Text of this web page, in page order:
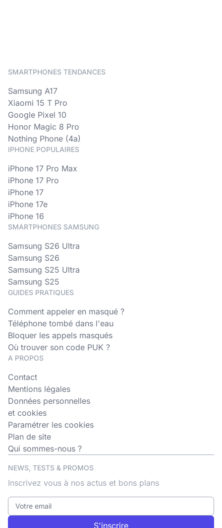
SMARTPHONES TENDANCES
Samsung A17
Xiaomi 15 T Pro
Google Pixel 10
Honor Magic 8 Pro
Nothing Phone (4a)
IPHONE POPULAIRES
iPhone 17 Pro Max
iPhone 17 Pro
iPhone 17
iPhone 17e
iPhone 16
SMARTPHONES SAMSUNG
Samsung S26 Ultra
Samsung S26
Samsung S25 Ultra
Samsung S25
GUIDES PRATIQUES
Comment appeler en masqué ?
Téléphone tombé dans l'eau
Bloquer les appels masqués
Où trouver son code PUK ?
A PROPOS
Contact
Mentions légales
Données personnelles
et cookies
Paramétrer les cookies
Plan de site
Qui sommes-nous ?
NEWS, TESTS & PROMOS
Inscrivez vous à nos actus et bons plans
S'inscrire